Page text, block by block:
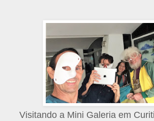
Visitando a Mini Galeria em